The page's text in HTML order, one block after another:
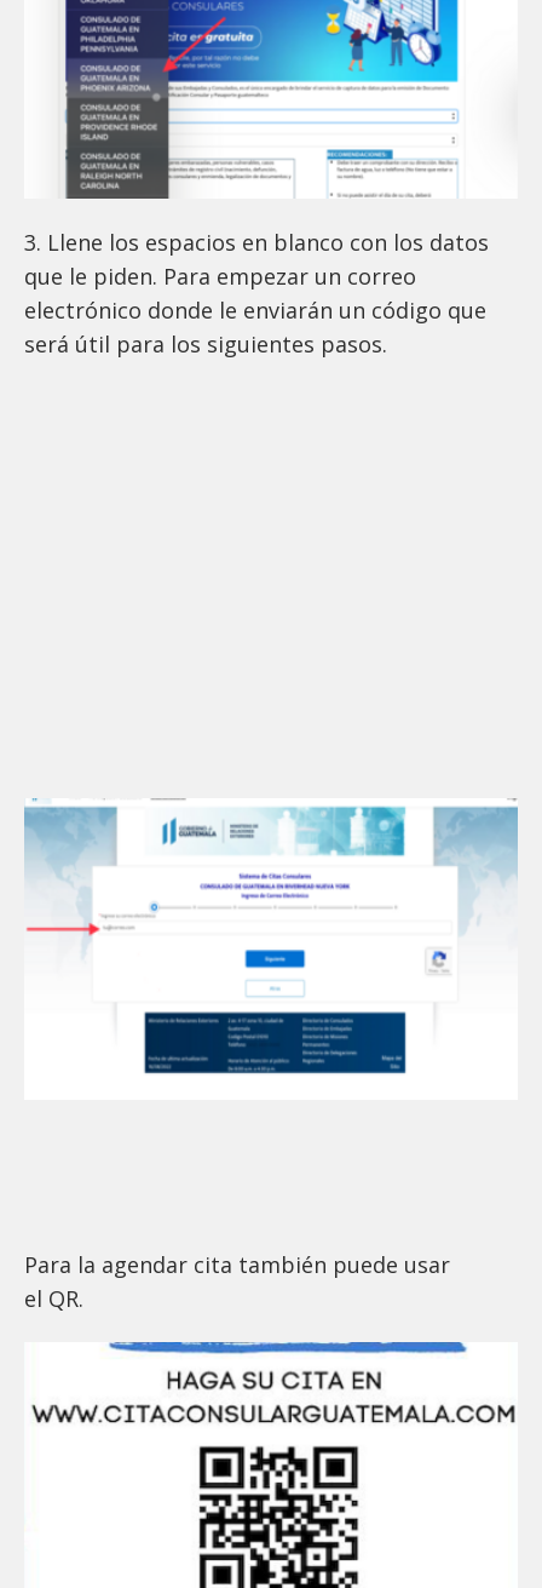
3. Llene los espacios en blanco con los datos
que le piden. Para empezar un correo
electrónico donde le enviarán un código que
será útil para los siguientes pasos.
Para la agendar cita también puede usar
el QR.